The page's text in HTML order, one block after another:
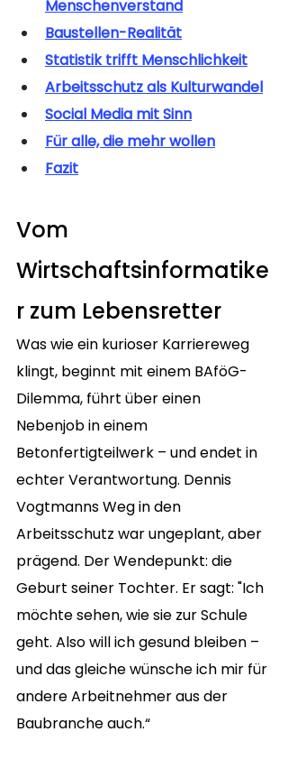
Menschenverstand
Baustellen-Realität
Statistik trifft Menschlichkeit
Arbeitsschutz als Kulturwandel
Social Media mit Sinn
Für alle, die mehr wollen
Fazit
Vom
Wirtschaftsinformatike
r zum Lebensretter
Was wie ein kurioser Karriereweg
klingt, beginnt mit einem BAföG-
Dilemma, führt über einen
Nebenjob in einem
Betonfertigteilwerk – und endet in
echter Verantwortung. Dennis
Vogtmanns Weg in den
Arbeitsschutz war ungeplant, aber
prägend. Der Wendepunkt: die
Geburt seiner Tochter. Er sagt: "Ich
möchte sehen, wie sie zur Schule
geht. Also will ich gesund bleiben –
und das gleiche wünsche ich mir für
andere Arbeitnehmer aus der
Baubranche auch.“